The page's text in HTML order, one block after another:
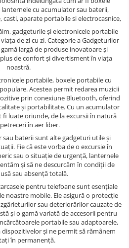
cu acumulator sau baterii,
aparate portabile si electrocasnice,
gadgeturile și electronicele portabile
de zi cu zi. Categorie a Gadgeturilor
largă de produse inovatoare și
de confort și divertisment în viața
noastră.
portabile, boxele portabile cu
Acestea permit redarea muzicii
prin conexiune Bluetooth, oferind
și portabilitate. Cu un acumulator
luate oriunde, de la excursii în natură
în aer liber.
baterii sunt alte gadgeturi utile și
Fie că este vorba de o excursie în
sau o situație de urgență, lanternele
și să ne descurcăm în condiții de
sau absență totală.
pentru telefoane sunt esențiale
noastre mobile. Ele asigură o protecție
sau deteriorărilor cauzate de
și o gamă variată de accesorii pentru
portabile sau adaptoarele,
dispozitivelor și ne permit să rămânem
în permanență.